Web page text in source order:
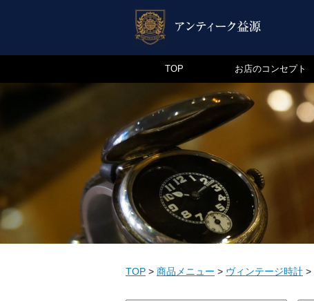
TOP お店のコンセプト
TOP > 商品メニュー > ヴィンテージ時計 >